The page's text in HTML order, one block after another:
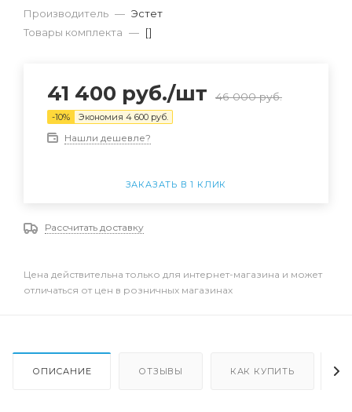
Производитель — Эстет
Товары комплекта — []
41 400 руб./шт 46 000руб.
-10% Экономия 4 600 руб.
Нашли дешевле?
ЗАКАЗАТЬ В 1 КЛИК
Рассчитать доставку
Цена действительна только для интернет-магазина и может
отличаться от цен в розничных магазинах
ОПИСАНИЕ ОТЗЫВЫ КАК КУПИТЬ